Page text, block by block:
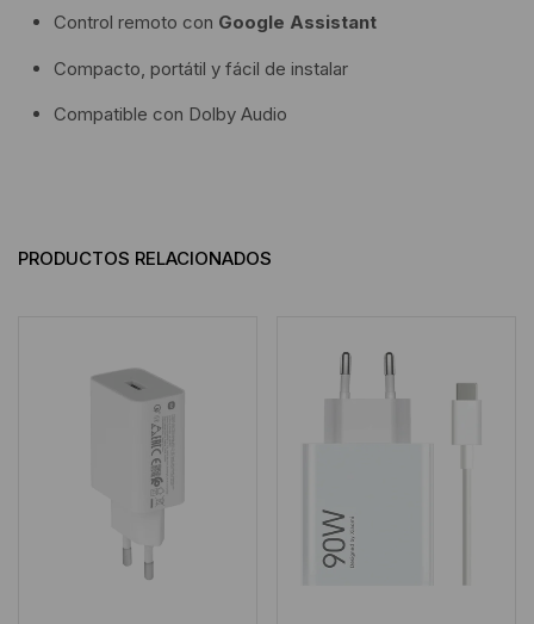
Control remoto con Google Assistant
Compacto, portátil y fácil de instalar
Compatible con Dolby Audio
PRODUCTOS RELACIONADOS